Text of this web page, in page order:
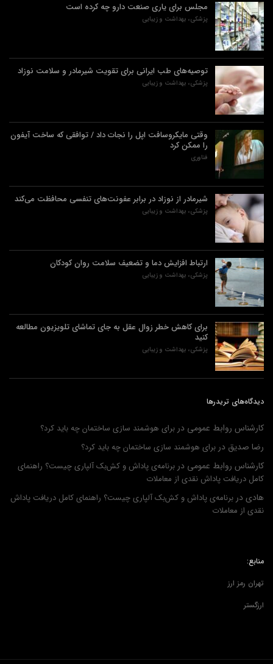
مجلس برای یاری صنعت دارو چه کرده است
پزشکی، بهداشت و زیبایی
توصیه‌های طب ایرانی برای تقویت شیرمادر و سلامت نوزاد
پزشکی، بهداشت و زیبایی
وقتی مایکروسافت اپل را نجات داد / توافقی که ساخت آیفون
را ممکن کرد
فناوری
شیرمادر از نوزاد در برابر عفونت‌های تنفسی محافظت می‌کند
پزشکی، بهداشت و زیبایی
ارتباط افزایش دما و تضعیف سلامت روان کودکان
پزشکی، بهداشت و زیبایی
برای کاهش خطر زوال عقل به جای تماشای تلویزیون مطالعه
کنید
پزشکی، بهداشت و زیبایی
دیدگاه‌های تریدرها
کارشناس روابط عمومی دربرای هوشمند سازی ساختمان چه باید کرد؟
رضا صدیق دربرای هوشمند سازی ساختمان چه باید کرد؟
کارشناس روابط عمومی دربرنامه‌ی پاداش و کش‌بک آلپاری چیست؟ راهنمای
کامل دریافت پاداش نقدی از معاملات
هادی دربرنامه‌ی پاداش و کش‌بک آلپاری چیست؟ راهنمای کامل دریافت پاداش
نقدی از معاملات
منابع:
تهران رمز ارز
ارزگستر